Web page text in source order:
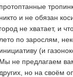
протоптанные
никто и не обязан
город не хватает, и
лето по зарослям,
инициативу (и
Мы не предлагаем
других, но на своём